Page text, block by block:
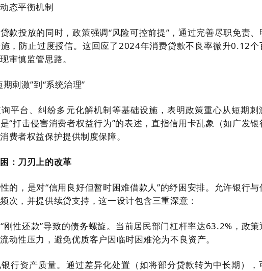
态平衡机制
款投放的同时，政策强调“风险可控前提”，通过完善尽职免责、
，防止过度授信。这回应了2024年消费贷款不良率微升0.12个
审慎监管思路。
刺激”到“系统治理”
平台、纠纷多元化解机制等基础设施，表明政策重心从短期刺
“打击侵害消费者权益行为”的表述，直指信用卡乱象（如广发银
费者权益保护提供制度保障。
：刀刃上的改革
的，是对“信用良好但暂时困难借款人”的纾困安排。允许银行与
次，并提供续贷支持，这一设计包含三重深意：
刚性还款”导致的债务螺旋。当前居民部门杠杆率达63.2%，政策
动性压力，避免优质客户因临时困难沦为不良资产。
行资产质量。通过差异化处置（如将部分贷款转为中长期），